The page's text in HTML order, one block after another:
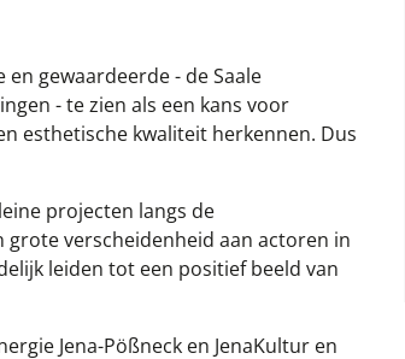
gewaardeerde - de Saale
- te zien als een kans voor
esthetische kwaliteit herkennen. Dus
projecten langs de
verscheidenheid aan actoren in
leiden tot een positief beeld van
Jena-Pößneck en JenaKultur en